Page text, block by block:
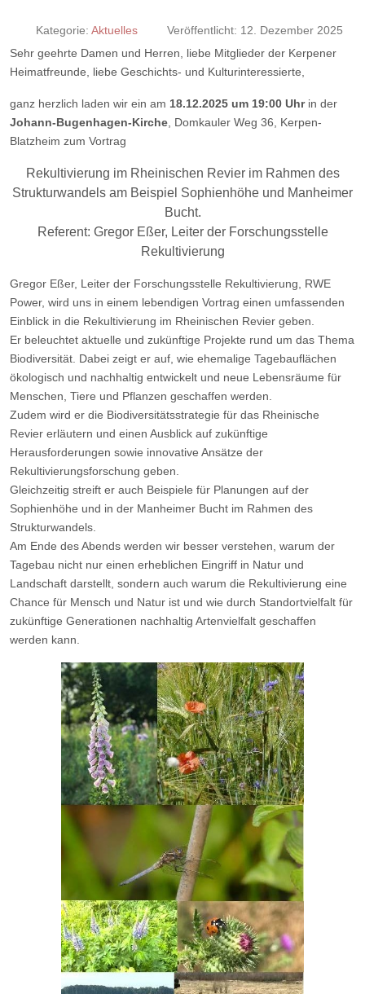
Kategorie: Aktuelles
Veröffentlicht: 12. Dezember 2025
Sehr geehrte Damen und Herren, liebe Mitglieder der Kerpener
Heimatfreunde, liebe Geschichts- und Kulturinteressierte,
ganz herzlich laden wir ein am 18.12.2025 um 19:00 Uhrin der
Johann-Bugenhagen-Kirche, Domkauler Weg 36, Kerpen-
Blatzheim zum Vortrag
Rekultivierung im Rheinischen Revier im Rahmen des
Strukturwandels am Beispiel Sophienhöhe und Manheimer
Bucht.
Referent: Gregor Eßer, Leiter der Forschungsstelle
Rekultivierung
Gregor Eßer, Leiter der Forschungsstelle Rekultivierung, RWE
Power, wird uns in einem lebendigen Vortrag einen umfassenden
Einblick in die Rekultivierung im Rheinischen Revier geben.
Er beleuchtet aktuelle und zukünftige Projekte rund um das Thema
Biodiversität. Dabei zeigt er auf, wie ehemalige Tagebauflächen
ökologisch und nachhaltig entwickelt und neue Lebensräume für
Menschen, Tiere und Pflanzen geschaffen werden.
Zudem wird er die Biodiversitätsstrategie für das Rheinische
Revier erläutern und einen Ausblick auf zukünftige
Herausforderungen sowie innovative Ansätze der
Rekultivierungsforschung geben.
Gleichzeitig streift er auch Beispiele für Planungen auf der
Sophienhöhe und in der Manheimer Bucht im Rahmen des
Strukturwandels.
Am Ende des Abends werden wir besser verstehen, warum der
Tagebau nicht nur einen erheblichen Eingriff in Natur und
Landschaft darstellt, sondern auch warum die Rekultivierung eine
Chance für Mensch und Natur ist und wie durch Standortvielfalt für
zukünftige Generationen nachhaltig Artenvielfalt geschaffen
werden kann.